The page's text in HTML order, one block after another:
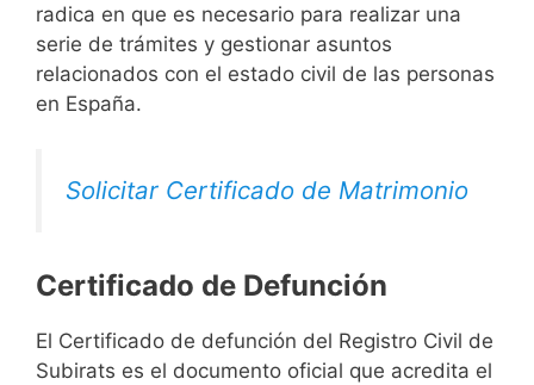
radica en que es necesario para realizar una
serie de trámites y gestionar asuntos
relacionados con el estado civil de las personas
en España.
Solicitar Certificado de Matrimonio
Certificado de Defunción
El Certificado de defunción del Registro Civil de
Subirats es el documento oficial que acredita el